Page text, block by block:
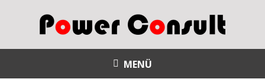
p
Power Consult
MENÜ